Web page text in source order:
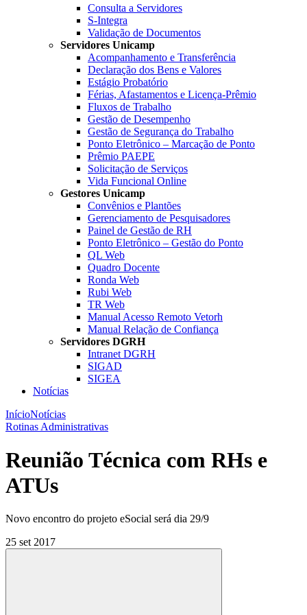
Consulta a Servidores
S-Integra
Validação de Documentos
Servidores Unicamp
Acompanhamento e Transferência
Declaração dos Bens e Valores
Estágio Probatório
Férias, Afastamentos e Licença-Prêmio
Fluxos de Trabalho
Gestão de Desempenho
Gestão de Segurança do Trabalho
Ponto Eletrônico – Marcação de Ponto
Prêmio PAEPE
Solicitação de Serviços
Vida Funcional Online
Gestores Unicamp
Convênios e Plantões
Gerenciamento de Pesquisadores
Painel de Gestão de RH
Ponto Eletrônico – Gestão do Ponto
QL Web
Quadro Docente
Ronda Web
Rubi Web
TR Web
Manual Acesso Remoto Vetorh
Manual Relação de Confiança
Servidores DGRH
Intranet DGRH
SIGAD
SIGEA
Notícias
InícioNotícias
Rotinas Administrativas
Reunião Técnica com RHs e
ATUs
Novo encontro do projeto eSocial será dia 29/9
25 set 2017